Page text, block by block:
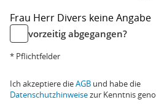
Frau Herr Divers keine Angabe
vorzeitig abgegangen?
* Pflichtfelder
Ich akzeptiere dieAGB und habe die
Datenschutzhinweisezur Kenntnis